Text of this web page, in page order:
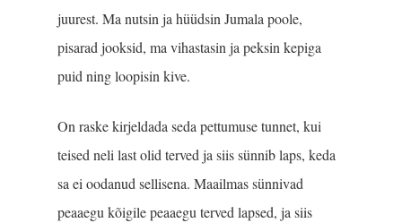
juurest. Ma nutsin ja hüüdsin Jumala poole,
pisarad jooksid, ma vihastasin ja peksin kepiga
puid ning loopisin kive.
On raske kirjeldada seda pettumuse tunnet, kui
teised neli last olid terved ja siis sünnib laps, keda
sa ei oodanud sellisena. Maailmas sünnivad
peaaegu kõigile peaaegu terved lapsed, ja siis